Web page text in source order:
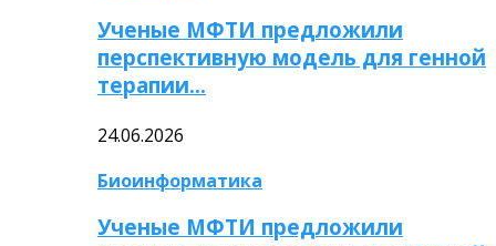
Ученые МФТИ предложили
перспективную модель для генной
терапии…
24.06.2026
Биоинформатика
Ученые МФТИ предложили